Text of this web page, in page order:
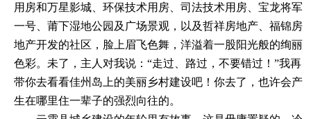
用房和万星影城、环保技术用房、司法技术用房、宝龙将军
一号、莆下湿地公园及广场景观，以及哲祥房地产、福锦房
地产开发的社区，脸上眉飞色舞，洋溢着一股阳光般的绚丽
色彩。未了，主人对我说：“走过、路过，不要错过！”我再
带你去看看佳州岛上的美丽乡村建设吧！你去了，也许会产
生在哪里住一辈子的强烈向往的。